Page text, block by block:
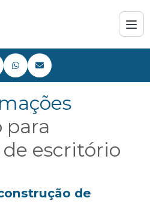
para
escritório
de